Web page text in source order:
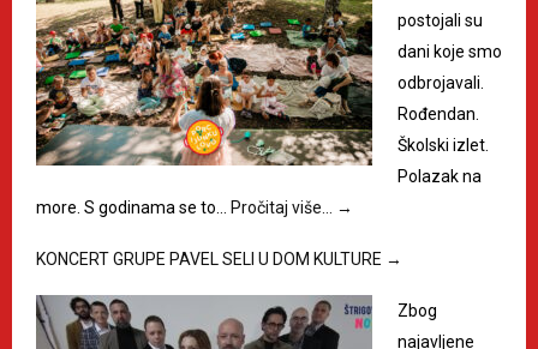
postojali su
dani koje smo
odbrojavali.
Rođendan.
Školski izlet.
Polazak na
more. S godinama se to…
Pročitaj više… →
KONCERT GRUPE PAVEL SELI U DOM KULTURE →
Zbog
najavljene